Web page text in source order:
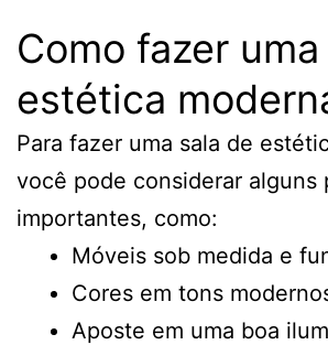
Como fazer
estética
Para fazer uma sala de
você pode considerar alguns
importantes, como:
Móveis sob medida e
Cores em tons
Aposte em uma boa